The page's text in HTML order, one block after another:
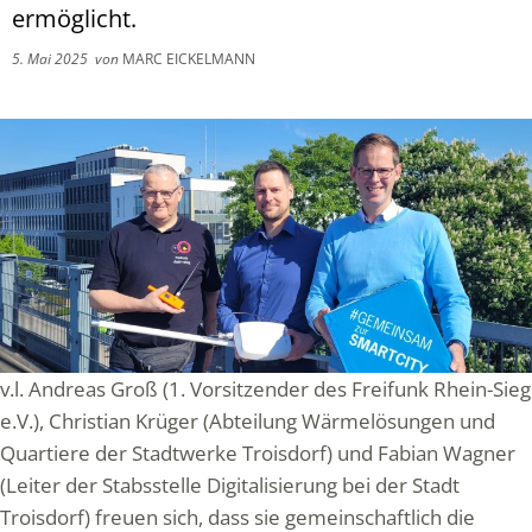
ermöglicht.
5. Mai 2025 von MARC EICKELMANN
v.l. Andreas Groß (1. Vorsitzender des Freifunk Rhein-Sieg
e.V.), Christian Krüger (Abteilung Wärmelösungen und
Quartiere der Stadtwerke Troisdorf) und Fabian Wagner
(Leiter der Stabsstelle Digitalisierung bei der Stadt
Troisdorf) freuen sich, dass sie gemeinschaftlich die